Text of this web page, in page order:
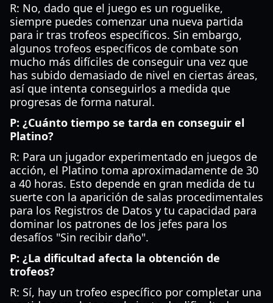
R: No, dado que el juego es un roguelike,
siempre puedes comenzar una nueva partida
para ir tras trofeos específicos. Sin embargo,
algunos trofeos específicos de combate son
mucho más difíciles de conseguir una vez que
has subido demasiado de nivel en ciertas áreas,
así que intenta conseguirlos a medida que
progresas de forma natural.
P: ¿Cuánto tiempo se tarda en conseguir el
Platino?
R: Para un jugador experimentado en juegos de
acción, el Platino toma aproximadamente de 30
a 40 horas. Esto depende en gran medida de tu
suerte con la aparición de salas procedimentales
para los Registros de Datos y tu capacidad para
dominar los patrones de los jefes para los
desafíos "Sin recibir daño".
P: ¿La dificultad afecta la obtención de
trofeos?
R: Sí, hay un trofeo específico por completar una